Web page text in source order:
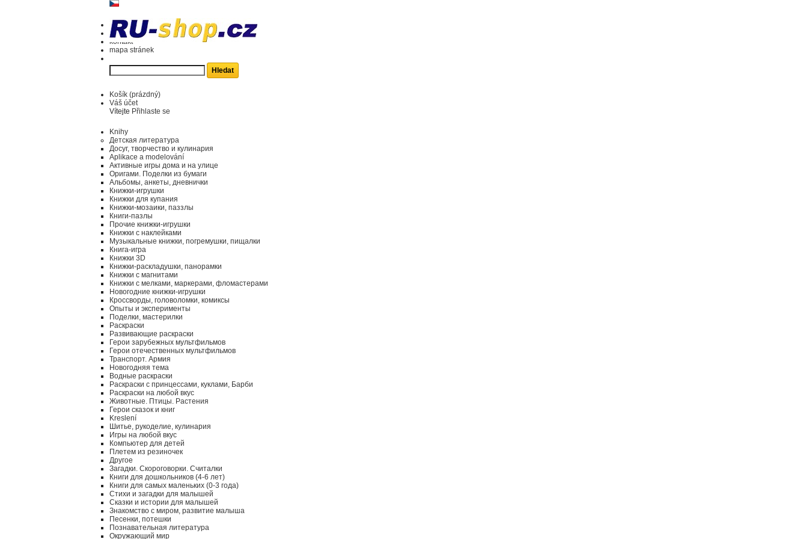
kontakt
mapa stránek
Košík (prázdný)
Váš účet
Vítejte Přihlaste se
Knihy
Детская литература
Досуг, творчество и кулинария
Aplikace a modelování
Активные игры дома и на улице
Оригами. Поделки из бумаги
Альбомы, анкеты, дневнички
Книжки-игрушки
Книжки для купания
Книжки-мозаики, паззлы
Книги-пазлы
Прочие книжки-игрушки
Книжки с наклейками
Музыкальные книжки, погремушки, пищалки
Книга-игра
Книжки 3D
Книжки-раскладушки, панорамки
Книжки с магнитами
Книжки с мелками, маркерами, фломастерами
Новогодние книжки-игрушки
Кроссворды, головоломки, комиксы
Опыты и эксперименты
Поделки, мастерилки
Раскраски
Развивающие раскраски
Герои зарубежных мультфильмов
Герои отечественных мультфильмов
Транспорт. Армия
Новогодняя тема
Водные раскраски
Раскраски с принцессами, куклами, Барби
Раскраски на любой вкус
Животные. Птицы. Растения
Герои сказок и книг
Kreslení
Шитье, рукоделие, кулинария
Игры на любой вкус
Компьютер для детей
Плетем из резиночек
Другое
Загадки. Скороговорки. Считалки
Книги для дошкольников (4-6 лет)
Книги для самых маленьких (0-3 года)
Стихи и загадки для малышей
Сказки и истории для малышей
Знакомство с миром, развитие малыша
Песенки, потешки
Познавательная литература
Окружающий мир